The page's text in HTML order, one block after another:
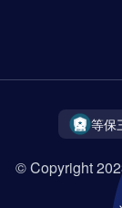
等保
© Copyright